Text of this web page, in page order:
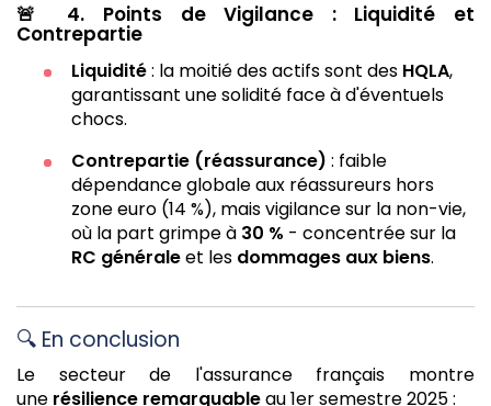
🚨 4. Points de Vigilance : Liquidité et
Contrepartie
Liquidité: la moitié des actifs sont des HQLA,
garantissant une solidité face à d'éventuels
chocs.
Contrepartie (réassurance) : faible
dépendance globale aux réassureurs hors
zone euro (14 %), mais vigilance sur la non-vie,
où la part grimpe à 30 % - concentrée sur la
RC généraleet les dommages aux biens.
🔍 En conclusion
Le secteur de l'assurance français montre
une résilience remarquableau 1er semestre 2025 :